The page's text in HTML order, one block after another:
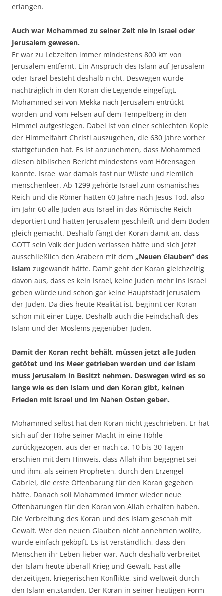
erlangen.
Auch war Mohammed zu seiner Zeit nie in Israel oder
Jerusalem gewesen.
Er war zu Lebzeiten immer mindestens 800 km von
Jerusalem entfernt. Ein Anspruch des Islam auf Jerusalem
oder Israel besteht deshalb nicht. Deswegen wurde
nachträglich in den Koran die Legende eingefügt,
Mohammed sei von Mekka nach Jerusalem entrückt
worden und vom Felsen auf dem Tempelberg in den
Himmel aufgestiegen. Dabei ist von einer schlechten Kopie
der Himmelfahrt Christi auszugehen, die 630 Jahre vorher
stattgefunden hat. Es ist anzunehmen, dass Mohammed
diesen biblischen Bericht mindestens vom Hörensagen
kannte. Israel war damals fast nur Wüste und ziemlich
menschenleer. Ab 1299 gehörte Israel zum osmanisches
Reich und die Römer hatten 60 Jahre nach Jesus Tod, also
im Jahr 60 alle Juden aus Israel in das Römische Reich
deportiert und hatten Jerusalem geschleift und dem Boden
gleich gemacht. Deshalb fängt der Koran damit an, dass
GOTT sein Volk der Juden verlassen hätte und sich jetzt
ausschließlich den Arabern mit dem „Neuen Glauben“ des
Islam zugewandt hätte. Damit geht der Koran gleichzeitig
davon aus, dass es kein Israel, keine Juden mehr ins Israel
geben würde und schon gar keine Hauptstadt Jerusalem
der Juden. Da dies heute Realität ist, beginnt der Koran
schon mit einer Lüge. Deshalb auch die Feindschaft des
Islam und der Moslems gegenüber Juden.
Damit der Koran recht behält, müssen jetzt alle Juden
getötet und ins Meer getrieben werden und der Islam
muss Jerusalem in Besitzt nehmen. Deswegen wird es so
lange wie es den Islam und den Koran gibt, keinen
Frieden mit Israel und im Nahen Osten geben.
Mohammed selbst hat den Koran nicht geschrieben. Er hat
sich auf der Höhe seiner Macht in eine Höhle
zurückgezogen, aus der er nach ca. 10 bis 30 Tagen
erschien mit dem Hinweis, dass Allah ihm begegnet sei
und ihm, als seinen Propheten, durch den Erzengel
Gabriel, die erste Offenbarung für den Koran gegeben
hätte. Danach soll Mohammed immer wieder neue
Offenbarungen für den Koran von Allah erhalten haben.
Die Verbreitung des Koran und des Islam geschah mit
Gewalt. Wer den neuen Glauben nicht annehmen wollte,
wurde einfach geköpft. Es ist verständlich, dass den
Menschen ihr Leben lieber war. Auch deshalb verbreitet
der Islam heute überall Krieg und Gewalt. Fast alle
derzeitigen, kriegerischen Konflikte, sind weltweit durch
den Islam entstanden. Der Koran in seiner heutigen Form